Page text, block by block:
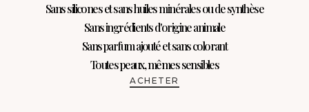
Sans silicones et sans huiles minérales ou de synthèse
Sans ingrédients d'origine animale
Sans parfum ajouté et sans colorant
Toutes peaux, mêmes sensibles
ACHETER